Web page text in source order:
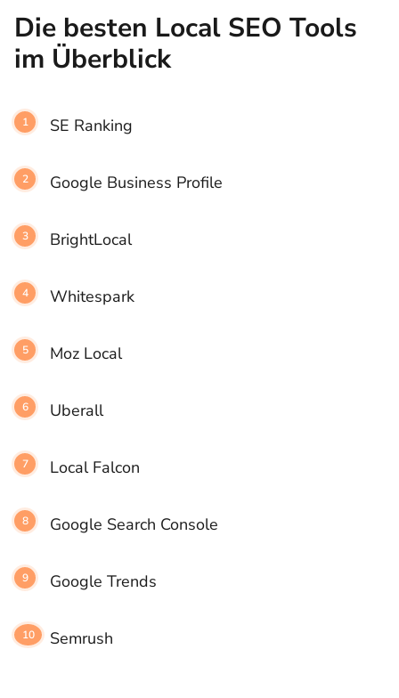
Die besten Local SEO Tools
im Überblick
SE Ranking
Google Business Profile
BrightLocal
Whitespark
Moz Local
Uberall
Local Falcon
Google Search Console
Google Trends
Semrush